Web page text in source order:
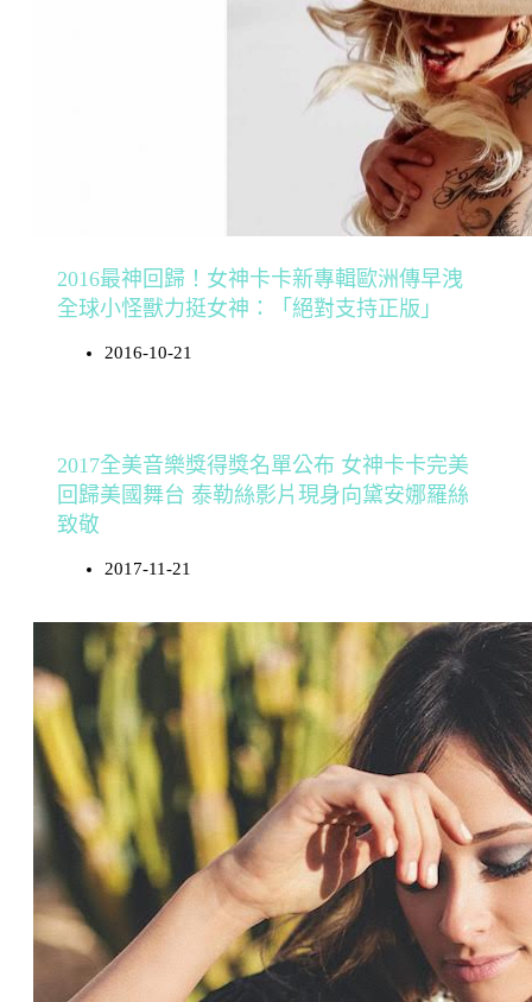
2016最神回歸！女神卡卡新專輯歐洲傳早洩
全球小怪獸力挺女神：「絕對支持正版」
2016-10-21
2017全美音樂獎得獎名單公布 女神卡卡完美
回歸美國舞台 泰勒絲影片現身向黛安娜羅絲
致敬
2017-11-21